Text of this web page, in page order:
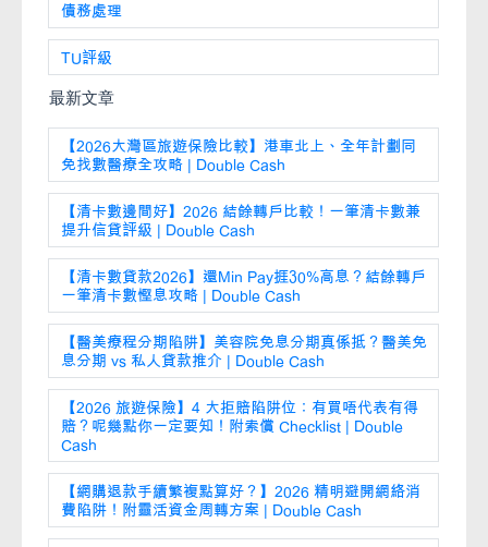
債務處理
TU評級
最新文章
【2026大灣區旅遊保險比較】港車北上、全年計劃同
免找數醫療全攻略 | Double Cash
【清卡數邊間好】2026 結餘轉戶比較！一筆清卡數兼
提升信貸評級 | Double Cash
【清卡數貸款2026】還Min Pay捱30%高息？結餘轉戶
一筆清卡數慳息攻略 | Double Cash
【醫美療程分期陷阱】美容院免息分期真係抵？醫美免
息分期 vs 私人貸款推介 | Double Cash
【2026 旅遊保險】4 大拒賠陷阱位：有買唔代表有得
賠？呢幾點你一定要知！附索償 Checklist | Double
Cash
【網購退款手續繁複點算好？】2026 精明避開網絡消
費陷阱！附靈活資金周轉方案 | Double Cash